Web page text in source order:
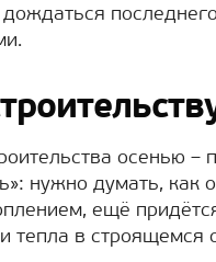
осенью –
нужно думать, как
ещё
тепла в строящемся